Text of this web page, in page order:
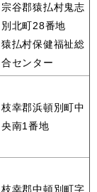
宗谷郡猿払村鬼志
別北町28番地
猿払村保健福祉総
合センター
枝幸郡浜頓別町中
央南1番地
枝幸郡中頓別町字